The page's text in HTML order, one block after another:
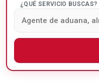
¿QUÉ SERVICIO BUSCAS?